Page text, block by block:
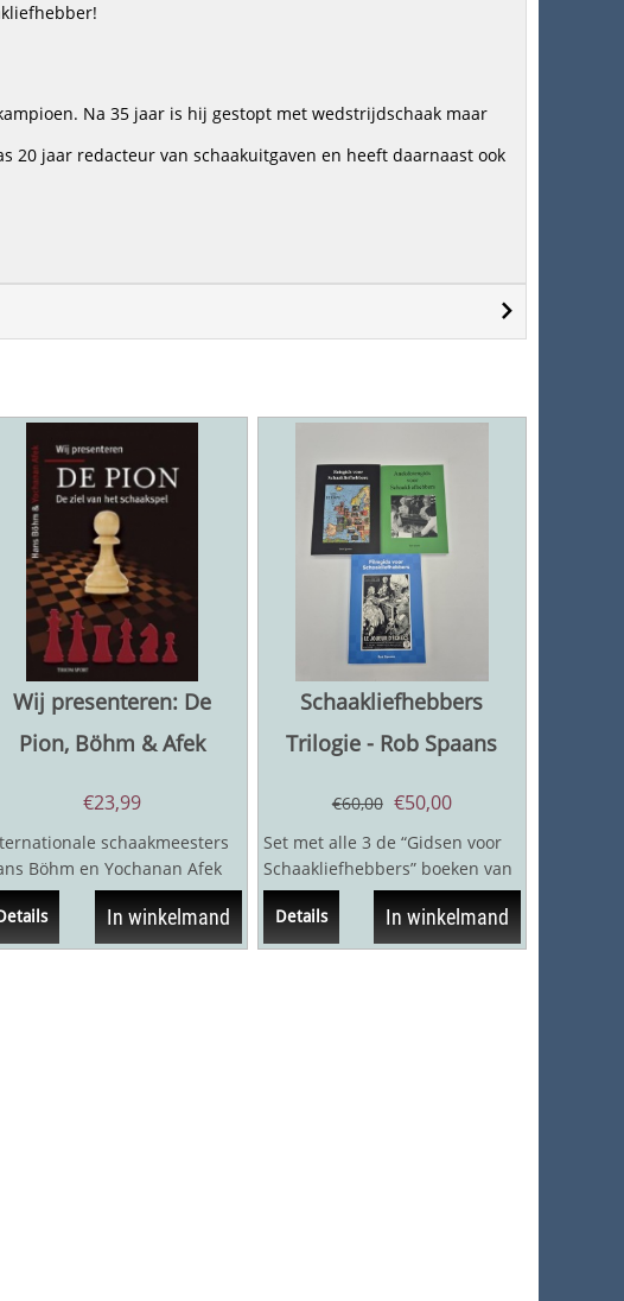
Na 35 jaar is hij gestopt met wedstrijdschaak maar
20 jaar redacteur van schaakuitgaven en heeft daarnaast ook
Wij presenteren: De
Pion, Böhm & Afek
€23,99
schaakmeesters
Böhm en Yochanan Afek
met dit boek de aftrap
een...
In winkelmand
Schaakliefhebbers
Trilogie - Rob Spaans
€60,00 €50,00
Set met alle 3 de “Gidsen voor
Schaakliefhebbers” boeken van
Rob Spaans:- Anekdotengids
voor...
Details In winkelmand